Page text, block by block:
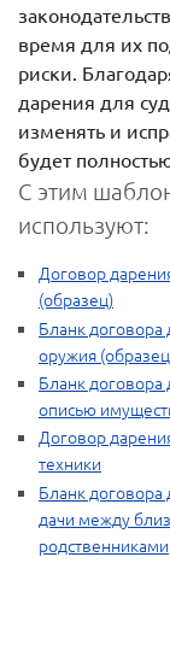
время для их
риски.
дарения для
изменять и
будет
С этим
используют:
Договор
(образец)
Бланк договора
оружия
Бланк договора
описью
Договор
техники
Бланк договора
дачи между
родственниками